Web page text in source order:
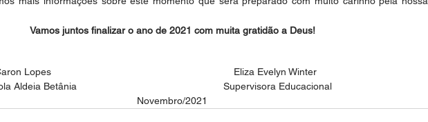
Vamos juntos finalizar o ano de 2021 com muita gratidão a Deus!
T. Caron Lopes                                                                  Eliza Evelyn Winter
Aldeia Betânia                                                     Supervisora Educacional
Novembro/2021